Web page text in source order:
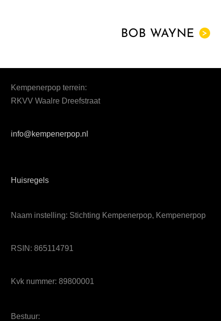
>
BOB WAYNE
Kempenerpop terrein:
RKVV Waalre Dreefstraat
info@kempenerpop.nl
Huisregels
Naam instelling: Stichting Kempenerpop, Kempenerpop
RSIN: 865114791
Kvk nummer: 89800001
Bestuur: